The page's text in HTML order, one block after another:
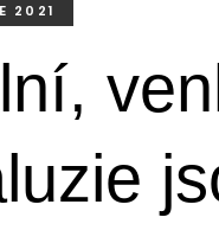
2021